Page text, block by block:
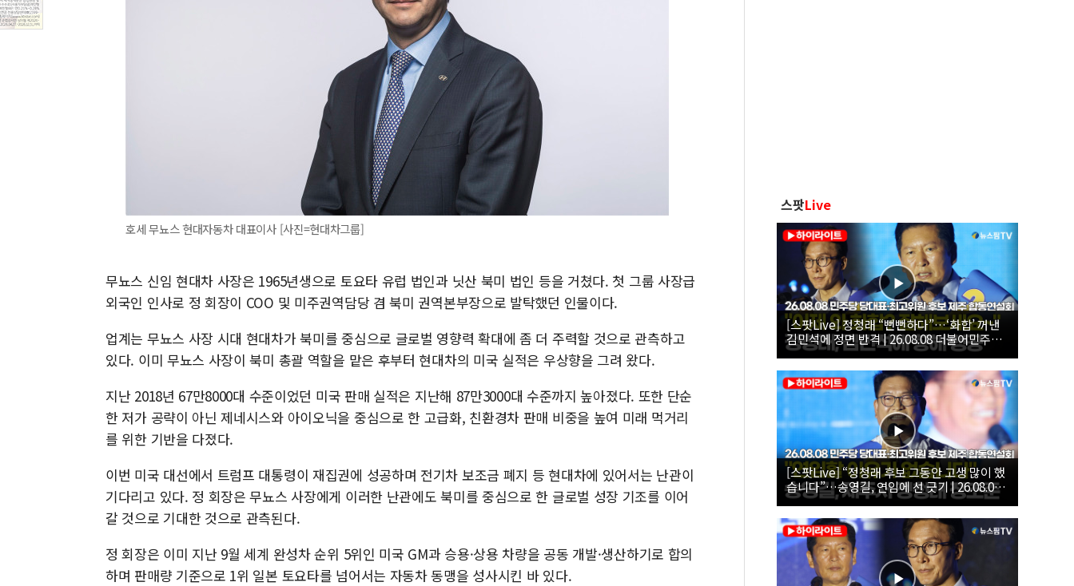
호세 무뇨스 현대자동차 대표이사 [사진=현대차그룹]
무뇨스 신임 현대차 사장은 1965년생으로 토요타 유럽 법인과 닛산 북미 법인 등을 거쳤다. 첫 그룹 사장급
외국인 인사로 정 회장이 COO 및 미주권역담당 겸 북미 권역본부장으로 발탁했던 인물이다.
업계는 무뇨스 사장 시대 현대차가 북미를 중심으로 글로벌 영향력 확대에 좀 더 주력할 것으로 관측하고
있다. 이미 무뇨스 사장이 북미 총괄 역할을 맡은 후부터 현대차의 미국 실적은 우상향을 그려 왔다.
지난 2018년 67만8000대 수준이었던 미국 판매 실적은 지난해 87만3000대 수준까지 높아졌다. 또한 단순
한 저가 공략이 아닌 제네시스와 아이오닉을 중심으로 한 고급화, 친환경차 판매 비중을 높여 미래 먹거리
를 위한 기반을 다졌다.
이번 미국 대선에서 트럼프 대통령이 재집권에 성공하며 전기차 보조금 폐지 등 현대차에 있어서는 난관이
기다리고 있다. 정 회장은 무뇨스 사장에게 이러한 난관에도 북미를 중심으로 한 글로벌 성장 기조를 이어
갈 것으로 기대한 것으로 관측된다.
정 회장은 이미 지난 9월 세계 완성차 순위 5위인 미국 GM과 승용·상용 차량을 공동 개발·생산하기로 합의
하며 판매량 기준으로 1위 일본 토요타를 넘어서는 자동차 동맹을 성사시킨 바 있다.
스팟Live
[스팟Live] 정청래 “뻔뻔하다”…‘화합’ 꺼낸
김민석에 정면 반격 | 26.08.08 더불어민주당
당대표·최고위원 후보 제주 합동연설회
[스팟Live] “정청래 후보 그동안 고생 많이 했
습니다”…송영길, 연임에 선 긋기 | 26.08.08
더불어민주당 당대표·최고위원 후보 제주 합
동연설회